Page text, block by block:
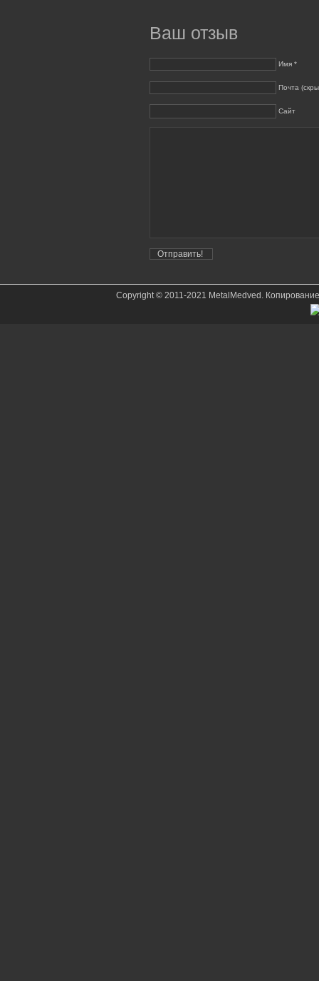
Ваш отзыв
Имя *
Почта
Сайт
Copyright © 2011-2021 MetalMedved.